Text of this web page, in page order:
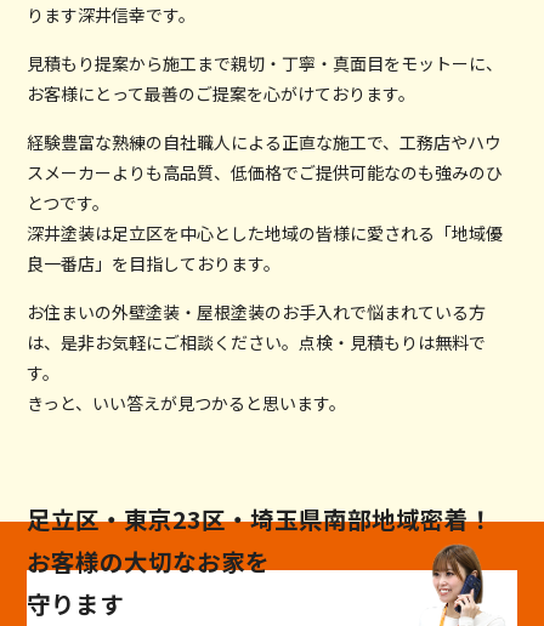
ります深井信幸です。
見積もり提案から施工まで親切・丁寧・真面目をモットーに、
お客様にとって最善のご提案を心がけております。
経験豊富な熟練の自社職人による正直な施工で、工務店やハウ
スメーカーよりも高品質、低価格でご提供可能なのも強みのひ
とつです。
深井塗装は足立区を中心とした地域の皆様に愛される「地域優
良一番店」を目指しております。
お住まいの外壁塗装・屋根塗装のお手入れで悩まれている方
は、是非お気軽にご相談ください。点検・見積もりは無料で
す。
きっと、いい答えが見つかると思います。
足立区・東京23区・埼玉県南部地域密着！
お客様の大切なお家を
守ります